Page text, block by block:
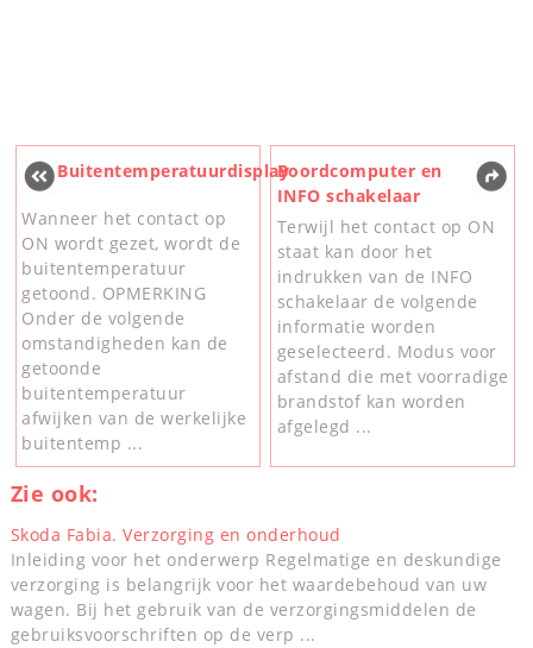
Buitentemperatuurdisplay
Wanneer het contact op
ON wordt gezet, wordt de
buitentemperatuur
getoond. OPMERKING
Onder de volgende
omstandigheden kan de
getoonde
buitentemperatuur
afwijken van de werkelijke
buitentemp ...
Boordcomputer en
INFO schakelaar
Terwijl het contact op ON
staat kan door het
indrukken van de INFO
schakelaar de volgende
informatie worden
geselecteerd. Modus voor
afstand die met voorradige
brandstof kan worden
afgelegd ...
Zie ook:
Skoda Fabia. Verzorging en onderhoud
Inleiding voor het onderwerp Regelmatige en deskundige
verzorging is belangrijk voor het waardebehoud van uw
wagen. Bij het gebruik van de verzorgingsmiddelen de
gebruiksvoorschriften op de verp ...